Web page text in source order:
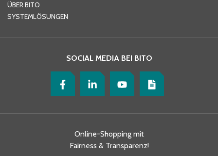
ÜBER BITO
SYSTEMLÖSUNGEN
SOCIAL MEDIA BEI BITO
Online-Shopping mit
Fairness & Transparenz!